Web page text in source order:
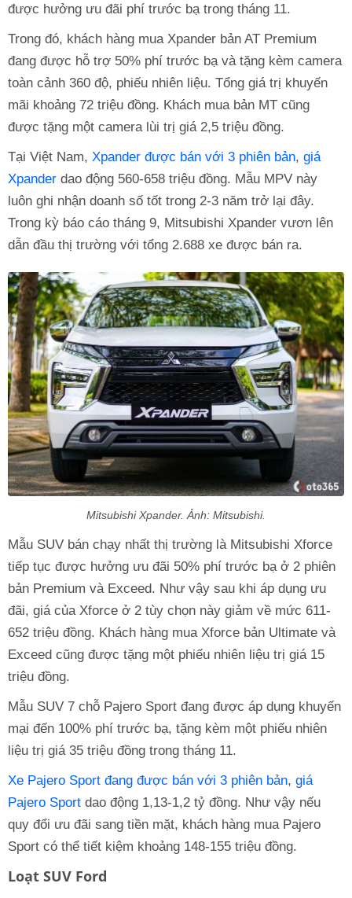
được hưởng ưu đãi phí trước bạ trong tháng 11.
Trong đó, khách hàng mua Xpander bản AT Premium
đang được hỗ trợ 50% phí trước bạ và tặng kèm camera
toàn cảnh 360 độ, phiếu nhiên liệu. Tổng giá trị khuyến
mãi khoảng 72 triệu đồng. Khách mua bản MT cũng
được tặng một camera lùi trị giá 2,5 triệu đồng.
Tại Việt Nam, Xpander được bán với 3 phiên bản, giá
Xpander dao động 560-658 triệu đồng. Mẫu MPV này
luôn ghi nhận doanh số tốt trong 2-3 năm trở lại đây.
Trong kỳ báo cáo tháng 9, Mitsubishi Xpander vươn lên
dẫn đầu thị trường với tổng 2.688 xe được bán ra.
Mitsubishi Xpander. Ảnh: Mitsubishi.
Mẫu SUV bán chạy nhất thị trường là Mitsubishi Xforce
tiếp tục được hưởng ưu đãi 50% phí trước bạ ở 2 phiên
bản Premium và Exceed. Như vậy sau khi áp dụng ưu
đãi, giá của Xforce ở 2 tùy chọn này giảm về mức 611-
652 triệu đồng. Khách hàng mua Xforce bản Ultimate và
Exceed cũng được tặng một phiếu nhiên liệu trị giá 15
triệu đồng.
Mẫu SUV 7 chỗ Pajero Sport đang được áp dụng khuyến
mại đến 100% phí trước bạ, tặng kèm một phiếu nhiên
liệu trị giá 35 triệu đồng trong tháng 11.
Xe Pajero Sport đang được bán với 3 phiên bản, giá
Pajero Sport dao động 1,13-1,2 tỷ đồng. Như vậy nếu
quy đổi ưu đãi sang tiền mặt, khách hàng mua Pajero
Sport có thể tiết kiệm khoảng 148-155 triệu đồng.
Loạt SUV Ford